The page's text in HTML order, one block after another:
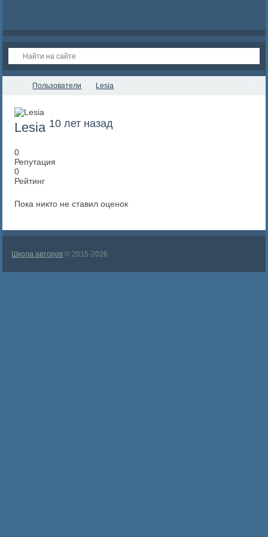
Пользователи Lesia
Lesia 10 лет назад
0
Репутация
0
Рейтинг
Пока никто не ставил оценок
Школа авторов © 2015-2026